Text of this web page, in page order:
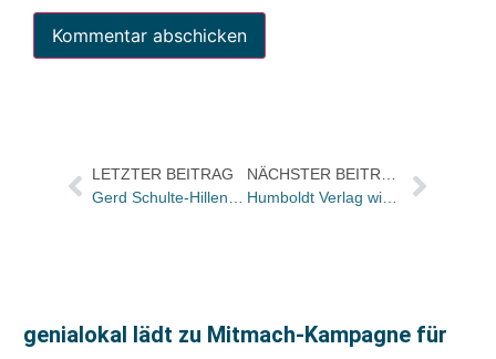
LETZTER BEITRAG
genialokal lädt zu Mitmach-Kampagne für